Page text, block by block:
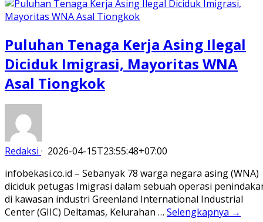
Puluhan Tenaga Kerja Asing Ilegal
Diciduk Imigrasi, Mayoritas WNA
Asal Tiongkok
Redaksi · 2026-04-15T23:55:48+07:00
infobekasi.co.id – Sebanyak 78 warga negara asing (WNA)
diciduk petugas Imigrasi dalam sebuah operasi
di kawasan industri Greenland International Industrial
Center (GIIC) Deltamas, Kelurahan … Selengkapnya →